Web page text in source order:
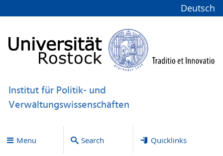
Deutsch
Institut für Politik- und
Verwaltungswissenschaften
Menu Search Quicklinks